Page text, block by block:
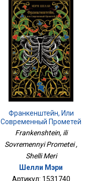
Франкенштейн, Или
Современный Прометей
Frankenshtein, ili
Sovremennyi Prometei ,
Shelli Meri
Шелли Мэри
Артикул: 1531740